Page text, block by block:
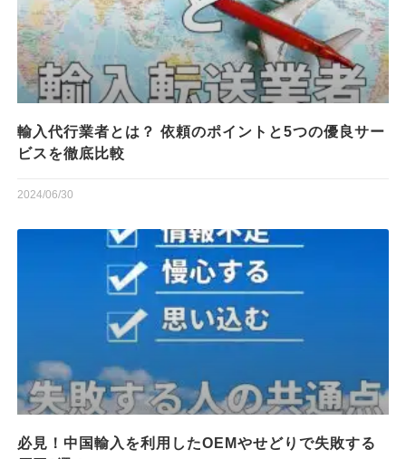
輸入代行業者とは？ 依頼のポイントと5つの優良サー
ビスを徹底比較
2024/06/30
必見！中国輸入を利用したOEMやせどりで失敗する